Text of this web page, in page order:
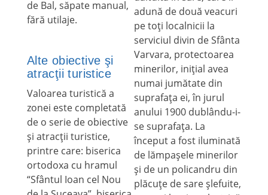
de Bal, săpate manual,
fără utilaje.
Alte obiective şi
atracţii turistice
Valoarea turistică a
zonei este completată
de o serie de obiective
şi atracţii turistice,
printre care: biserica
ortodoxa cu hramul
“Sfântul Ioan cel Nou
adună de două veacuri
pe toţi localnicii la
serviciul divin de Sfânta
Varvara, protectoarea
minerilor, iniţial avea
numai jumătate din
suprafaţa ei, în jurul
anului 1900 dublându-i-
se suprafaţa. La
început a fost iluminată
de lămpaşele minerilor
şi de un policandru din
plăcuţe de sare şlefuite,